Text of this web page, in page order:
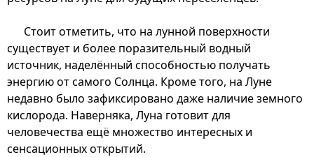
Стоит отметить, что на лунной поверхности
существует и более поразительный водный
источник, наделённый способностью получать
энергию от самого Солнца. Кроме того, на Луне
недавно было зафиксировано даже наличие земного
кислорода. Наверняка, Луна готовит для
человечества ещё множество интересных и
сенсационных открытий.